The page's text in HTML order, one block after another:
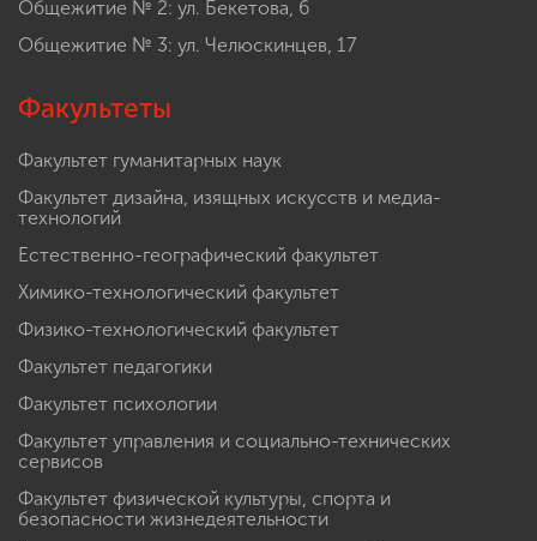
Общежитие № 2: ул. Бекетова, 6
Общежитие № 3: ул. Челюскинцев, 17
Факультеты
Факультет гуманитарных наук
Факультет дизайна, изящных искусств и медиа-
технологий
Естественно-географический факультет
Химико-технологический факультет
Физико-технологический факультет
Факультет педагогики
Факультет психологии
Факультет управления и социально-технических
сервисов
Факультет физической культуры, спорта и
безопасности жизнедеятельности